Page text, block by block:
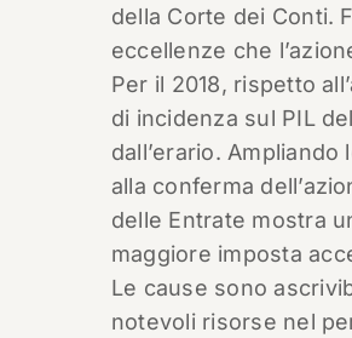
della Corte dei Conti.
eccellenze che
Per il 2018, rispetto
di incidenza sul PIL
dall’erario.
alla conferma
delle Entrate mostra
maggiore imposta
Le cause sono
notevoli risorse nel